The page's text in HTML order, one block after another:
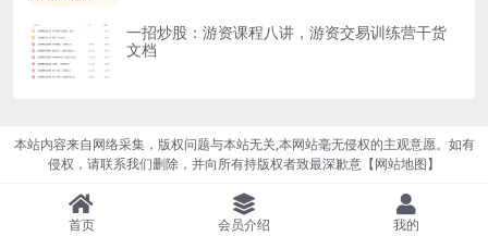
一招炒股：游资课程八讲，游资交易训练营干货
文档
本站内容来自网络采集，版权问题与本站无关,本网站毫无侵权的主观意愿。如有
侵权，请联系我们删除，并向所有持版权者致最深歉意【网站地图】
首页 会员介绍 我的